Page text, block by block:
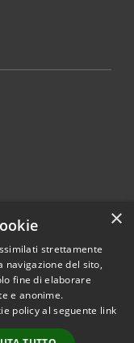
© 2026 • Comune di
Volpino • Powered by
• Accesso
×
strettamente
navigazione del sito,
fine di elaborare
e anonime.
policy al seguente link